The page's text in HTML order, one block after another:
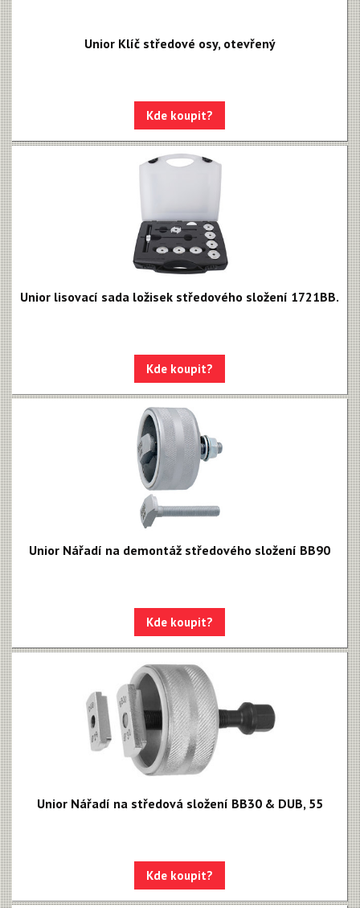
Unior Klíč středové osy, otevřený
Kde koupit?
Unior lisovací sada ložisek středového složení 1721BB.
Kde koupit?
Unior Nářadí na demontáž středového složení BB90
Kde koupit?
Unior Nářadí na středová složení BB30 & DUB, 55
Kde koupit?